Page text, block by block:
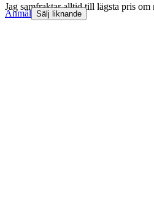
Jag samfraktar alltid till lägsta pris
Anmäl Sälj liknande